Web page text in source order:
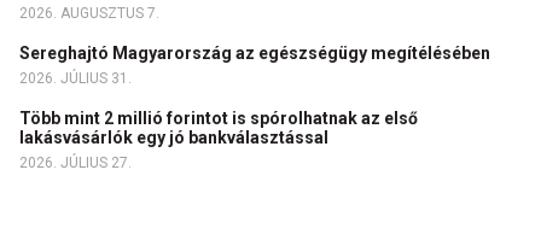
2026. AUGUSZTUS 7.
Sereghajtó Magyarország az egészségügy megítélésében
2026. JÚLIUS 31.
Több mint 2 millió forintot is spórolhatnak az első
lakásvásárlók egy jó bankválasztással
2026. JÚLIUS 27.